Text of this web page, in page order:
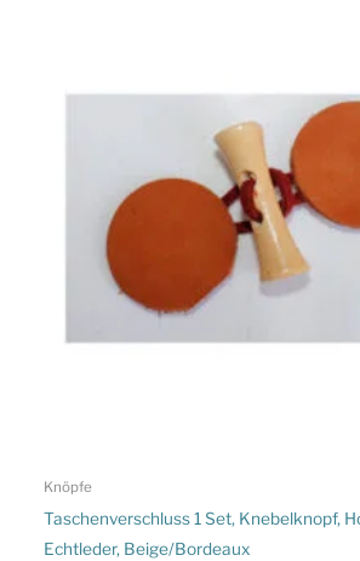
Knöpfe
Taschenverschluss 1 Set, Knebelknopf,
Echtleder, Beige/Bordeaux